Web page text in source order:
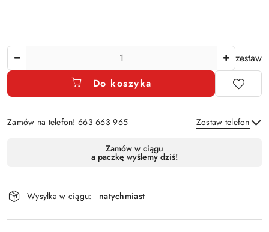
zestaw
Do koszyka
Zamów na telefon! 663 663 965 Zostaw telefon
Wyślij
dostawa
Zamów w ciągu
a paczkę wyślemy dziś!
Wysyłka w ciągu: natychmiast